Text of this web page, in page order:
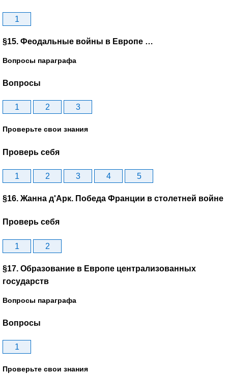
1
§15. Феодальные войны в Европе …
Вопросы параграфа
Вопросы
1 2 3
Проверьте свои знания
Проверь себя
1 2 3 4 5
§16. Жанна д'Арк. Победа Франции в столетней войне
Проверь себя
1 2
§17. Образование в Европе централизованных
государств
Вопросы параграфа
Вопросы
1
Проверьте свои знания